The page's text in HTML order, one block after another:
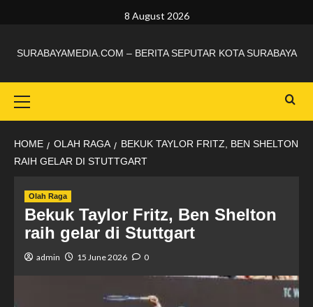
8 August 2026
SURABAYAMEDIA.COM – BERITA SEPUTAR KOTA SURABAYA
HOME OLAH RAGA
BEKUK TAYLOR FRITZ, BEN SHELTON
RAIH GELAR DI STUTTGART
Olah Raga
Bekuk Taylor Fritz, Ben Shelton
raih gelar di Stuttgart
admin 15 June 2026 0